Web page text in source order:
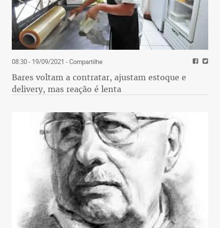
08:30 - 19/09/2021 - Compartilhe
Bares voltam a contratar, ajustam estoque e
delivery, mas reação é lenta